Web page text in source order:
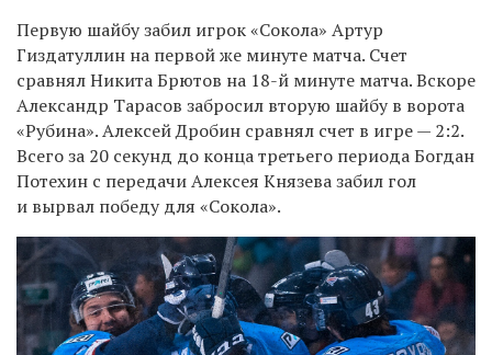
Первую шайбу забил игрок «Сокола» Артур
Гиздатуллин на первой же минуте матча. Счет
сравнял Никита Брютов на 18-й минуте матча. Вскоре
Александр Тарасов забросил вторую шайбу в ворота
«Рубина». Алексей Дробин сравнял счет в игре — 2:2.
Всего за 20 секунд до конца третьего периода Богдан
Потехин с передачи Алексея Князева забил гол
и вырвал победу для «Сокола».